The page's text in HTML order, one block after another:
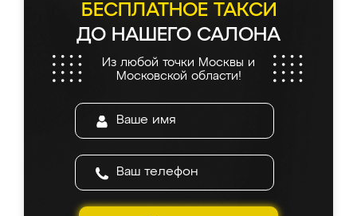
БЕСПЛАТНОЕ ТАКСИ
ДО НАШЕГО САЛОНА
Из любой точки Москвы и
Московской области!